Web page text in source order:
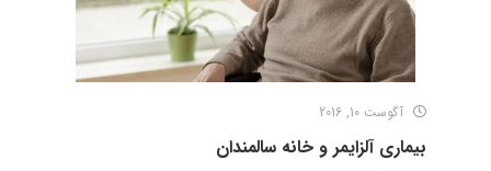
آگوست 10, 2016
بیماری آلزایمر و خانه سالمندان